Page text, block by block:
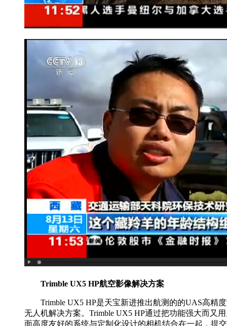
Trimble UX5 HP航空影像解决方案
Trimble UX5 HP是天宝新进推出航测的的UAS高精
无人机解决方案。Trimble UX5 HP通过把功能强大而又
面高度友好的系统与定制化设计的相机结合在一起，提